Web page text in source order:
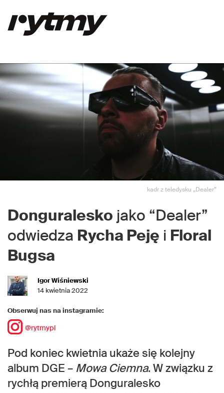
kadr z teledysku „Dealer”
Donguralesko jako “Dealer”
odwiedza Rycha Peję i Floral
Bugsa
Igor Wiśniewski
14 kwietnia 2022
Obserwuj nas na instagramie:
@rytmypl
Pod koniec kwietnia ukaże się kolejny
album DGE – Mowa Ciemna. W związku z
rychłą premierą Donguralesko